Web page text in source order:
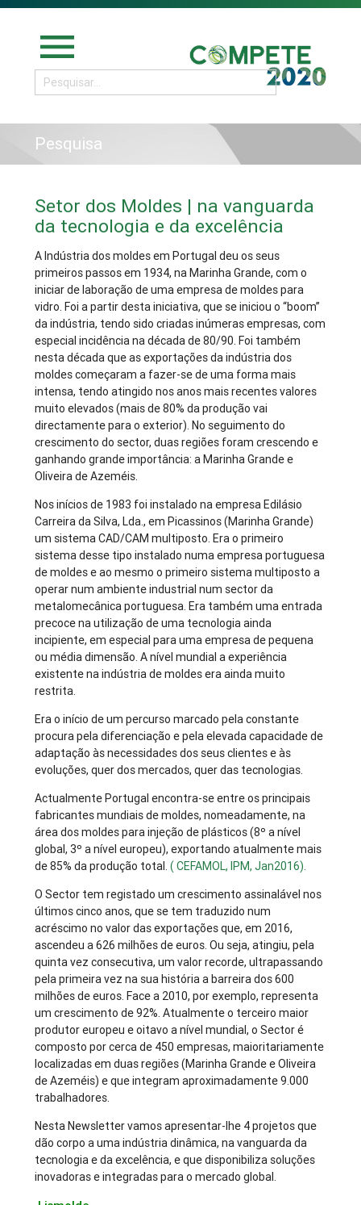
menu
Pesquisa
Setor dos Moldes | na vanguarda
da tecnologia e da excelência
A Indústria dos moldes em Portugal deu os seus
primeiros passos em 1934, na Marinha Grande, com o
iniciar de laboração de uma empresa de moldes para
vidro. Foi a partir desta iniciativa, que se iniciou o “boom”
da indústria, tendo sido criadas inúmeras empresas, com
especial incidência na década de 80/90. Foi também
nesta década que as exportações da indústria dos
moldes começaram a fazer-se de uma forma mais
intensa, tendo atingido nos anos mais recentes valores
muito elevados (mais de 80% da produção vai
directamente para o exterior). No seguimento do
crescimento do sector, duas regiões foram crescendo e
ganhando grande importância: a Marinha Grande e
Oliveira de Azeméis.
Nos inícios de 1983 foi instalado na empresa Edilásio
Carreira da Silva, Lda., em Picassinos (Marinha Grande)
um sistema CAD/CAM multiposto. Era o primeiro
sistema desse tipo instalado numa empresa portuguesa
de moldes e ao mesmo o primeiro sistema multiposto a
operar num ambiente industrial num sector da
metalomecânica portuguesa. Era também uma entrada
precoce na utilização de uma tecnologia ainda
incipiente, em especial para uma empresa de pequena
ou média dimensão. A nível mundial a experiência
existente na indústria de moldes era ainda muito
restrita.
Era o início de um percurso marcado pela constante
procura pela diferenciação e pela elevada capacidade de
adaptação às necessidades dos seus clientes e às
evoluções, quer dos mercados, quer das tecnologias.
Actualmente Portugal encontra-se entre os principais
fabricantes mundiais de moldes, nomeadamente, na
área dos moldes para injeção de plásticos (8º a nível
global, 3º a nível europeu), exportando atualmente mais
de 85% da produção total.( CEFAMOL, IPM, Jan2016).
O Sector tem registado um crescimento assinalável nos
últimos cinco anos, que se tem traduzido num
acréscimo no valor das exportações que, em 2016,
ascendeu a 626 milhões de euros. Ou seja, atingiu, pela
quinta vez consecutiva, um valor recorde, ultrapassando
pela primeira vez na sua história a barreira dos 600
milhões de euros. Face a 2010, por exemplo, representa
um crescimento de 92%. Atualmente o terceiro maior
produtor europeu e oitavo a nível mundial, o Sector é
composto por cerca de 450 empresas, maioritariamente
localizadas em duas regiões (Marinha Grande e Oliveira
de Azeméis) e que integram aproximadamente 9.000
trabalhadores.
Nesta Newsletter vamos apresentar-lhe 4 projetos que
dão corpo a uma indústria dinâmica, na vanguarda da
tecnologia e da excelência, e que disponibiliza soluções
inovadoras e integradas para o mercado global.